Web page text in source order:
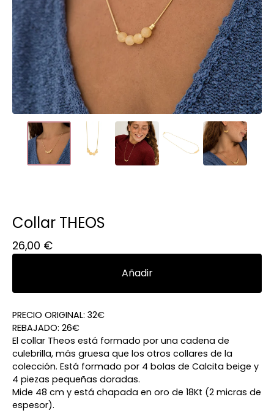
Collar THEOS
26,00 €
Añadir
PRECIO ORIGINAL: 32€
REBAJADO: 26€
El collar Theos está formado por una cadena de
culebrilla, más gruesa que los otros collares de la
colección. Está formado por 4 bolas de Calcita beige y
4 piezas pequeñas doradas.
Mide 48 cm y está chapada en oro de 18Kt (2 micras de
espesor).